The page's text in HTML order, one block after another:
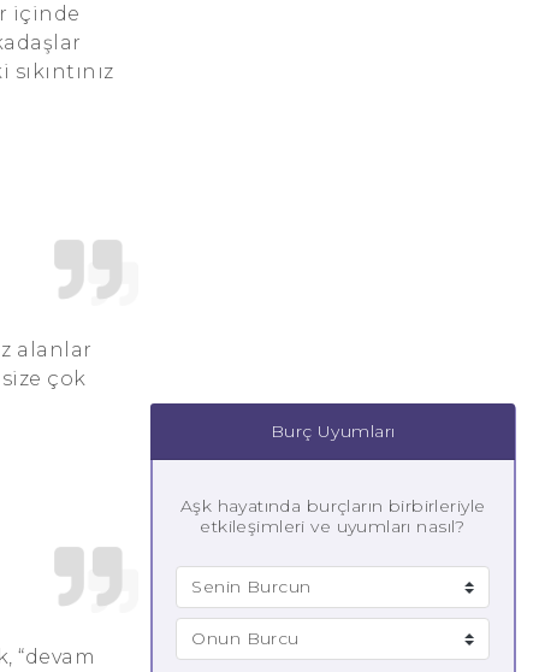
içinde
alanlar
çok
“devam
Burç Uyumları
Aşk hayatında burçların birbirleriyle
etkileşimleri ve uyumları nasıl?